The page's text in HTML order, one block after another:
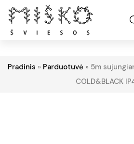
Pradinis » Parduotuvė » 5m
COLD&BLACK